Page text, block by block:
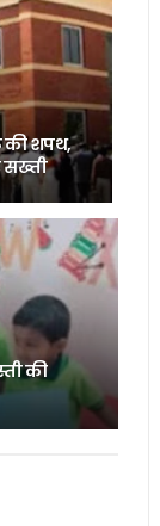
की शपथ,
सख्ती
की